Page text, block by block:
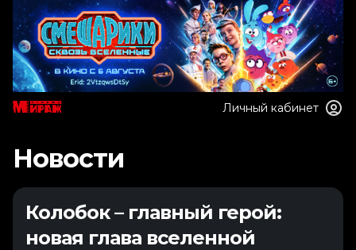
Личный кабинет
Новости
Колобок – главный герой:
новая глава вселенной